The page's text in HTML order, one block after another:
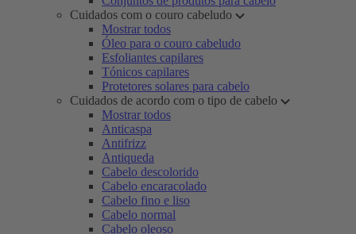
Cuidados com o couro cabeludo
Mostrar todos
Óleo para o couro cabeludo
Esfoliantes capilares
Tónicos capilares
Protetores solares para cabelo
Cuidados de acordo com o tipo de cabelo
Mostrar todos
Anticaspa
Antifrizz
Antiqueda
Cabelo descolorido
Cabelo encaracolado
Cabelo fino e liso
Cabelo normal
Cabelo oleoso